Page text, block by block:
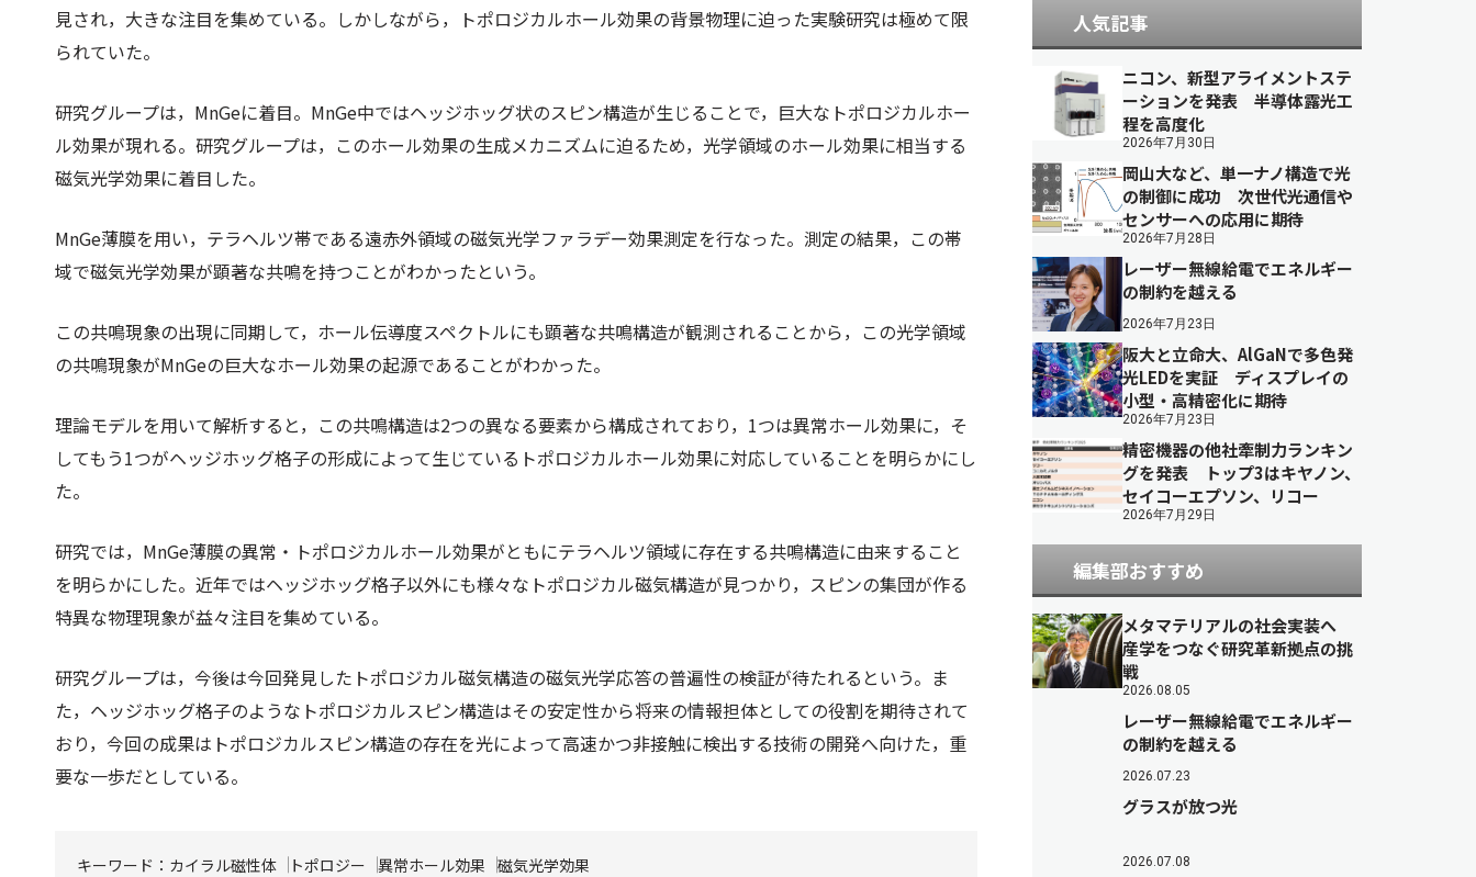
見され，大きな注目を集めている。しかしながら，トポロジカルホール効果の背景物理に迫った実験研究は極めて限
られていた。
研究グループは，MnGeに着目。MnGe中ではヘッジホッグ状のスピン構造が生じることで，巨大なトポロジカルホー
ル効果が現れる。研究グループは，このホール効果の生成メカニズムに迫るため，光学領域のホール効果に相当する
磁気光学効果に着目した。
MnGe薄膜を用い，テラヘルツ帯である遠赤外領域の磁気光学ファラデー効果測定を行なった。測定の結果，この帯
域で磁気光学効果が顕著な共鳴を持つことがわかったという。
この共鳴現象の出現に同期して，ホール伝導度スペクトルにも顕著な共鳴構造が観測されることから，この光学領域
の共鳴現象がMnGeの巨大なホール効果の起源であることがわかった。
理論モデルを用いて解析すると，この共鳴構造は2つの異なる要素から構成されており，1つは異常ホール効果に，そ
してもう1つがヘッジホッグ格子の形成によって生じているトポロジカルホール効果に対応していることを明らかにし
た。
研究では，MnGe薄膜の異常・トポロジカルホール効果がともにテラヘルツ領域に存在する共鳴構造に由来すること
を明らかにした。近年ではヘッジホッグ格子以外にも様々なトポロジカル磁気構造が見つかり，スピンの集団が作る
特異な物理現象が益々注目を集めている。
研究グループは，今後は今回発見したトポロジカル磁気構造の磁気光学応答の普遍性の検証が待たれるという。ま
た，ヘッジホッグ格子のようなトポロジカルスピン構造はその安定性から将来の情報担体としての役割を期待されて
おり，今回の成果はトポロジカルスピン構造の存在を光によって高速かつ非接触に検出する技術の開発へ向けた，重
要な一歩だとしている。
キーワード： カイラル磁性体 トポロジー 異常ホール効果 磁気光学効果
人気記事
ニコン、新型アライメントステ
ーションを発表 半導体露光工
程を高度化
2026年7月30日
岡山大など、単一ナノ構造で光
の制御に成功 次世代光通信や
センサーへの応用に期待
2026年7月28日
レーザー無線給電でエネルギー
の制約を越える
2026年7月23日
阪大と立命大、AlGaNで多色発
光LEDを実証 ディスプレイの
小型・高精密化に期待
2026年7月23日
精密機器の他社牽制力ランキン
グを発表 トップ3はキヤノン、
セイコーエプソン、リコー
2026年7月29日
編集部おすすめ
メタマテリアルの社会実装へ
産学をつなぐ研究革新拠点の挑
戦
2026.08.05
レーザー無線給電でエネルギー
の制約を越える
2026.07.23
グラスが放つ光
2026.07.08